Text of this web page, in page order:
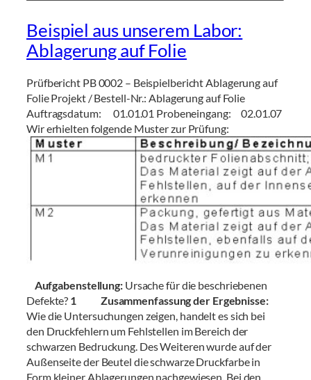
Beispiel aus unserem Labor:
Ablagerung auf Folie
Prüfbericht PB 0002 – Beispielbericht Ablagerung auf
Folie Projekt / Bestell-Nr.: Ablagerung auf Folie
Auftragsdatum: 01.01.01 Probeneingang: 02.01.07
Wir erhielten folgende Muster zur Prüfung:
Aufgabenstellung:Ursache für die beschriebenen
Defekte? 1 Zusammenfassung der Ergebnisse:
Wie die Untersuchungen zeigen, handelt es sich bei
den Druckfehlern um Fehlstellen im Bereich der
schwarzen Bedruckung. Des Weiteren wurde auf der
Außenseite der Beutel die schwarze Druckfarbe in
Form kleiner Ablagerungen nachgewiesen. Bei den